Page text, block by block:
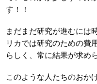
す！！
まだまだ研究が進むには
リカでは研究のための費
らしく、常に結果が求め
このような人たちのおか